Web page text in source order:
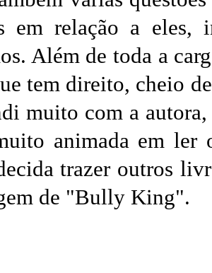
em relação a eles,
Além de toda a
tem direito, cheio
muito com a
animada em ler
trazer outros
de "Bully King".